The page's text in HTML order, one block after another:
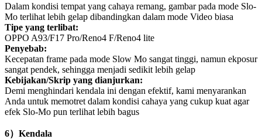
Dalam kondisi tempat yang cahaya remang, gambar pada mode Slo-
Mo terlihat lebih gelap dibandingkan dalam mode Video biasa
Tipe yang terlibat:
OPPO A93/F17 Pro/Reno4 F/Reno4 lite
Penyebab:
Kecepatan frame pada mode Slow Mo sangat tinggi, namun ekposur
sangat pendek, sehingga menjadi sedikit lebih gelap
Kebijakan/Skrip yang dianjurkan:
Demi menghindari kendala ini dengan efektif, kami menyarankan
Anda untuk memotret dalam kondisi cahaya yang cukup kuat agar
efek Slo-Mo pun terlihat lebih bagus
6） Kendala